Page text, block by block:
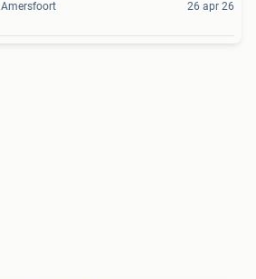
Amersfoort 26 apr 26